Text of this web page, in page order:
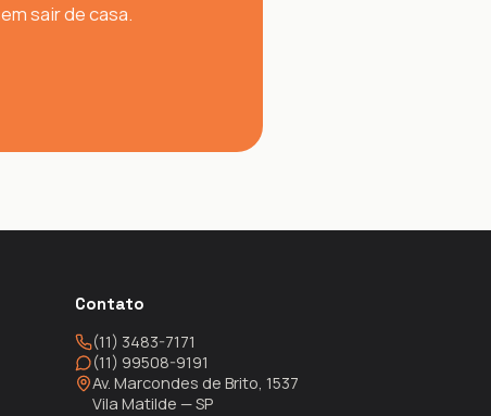
sair de casa.
Contato
(11) 3483-7171
(11) 99508-9191
Av. Marcondes de Brito, 1537
Vila Matilde — SP